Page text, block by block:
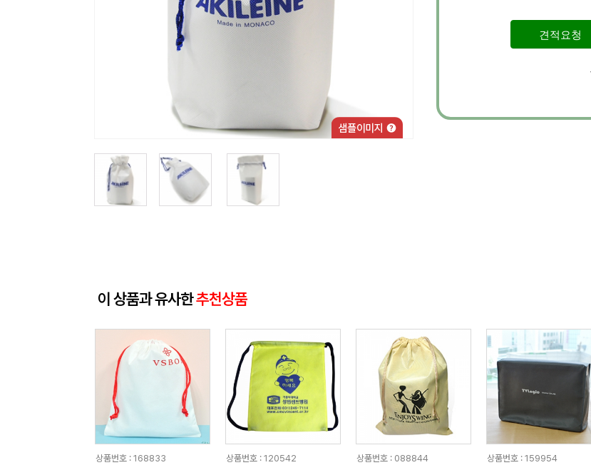
견적요청
이 상품과 유사한추천상품
상품번호 : 168833
상품번호 : 120542
상품번호 : 088844
상품번호 : 159954